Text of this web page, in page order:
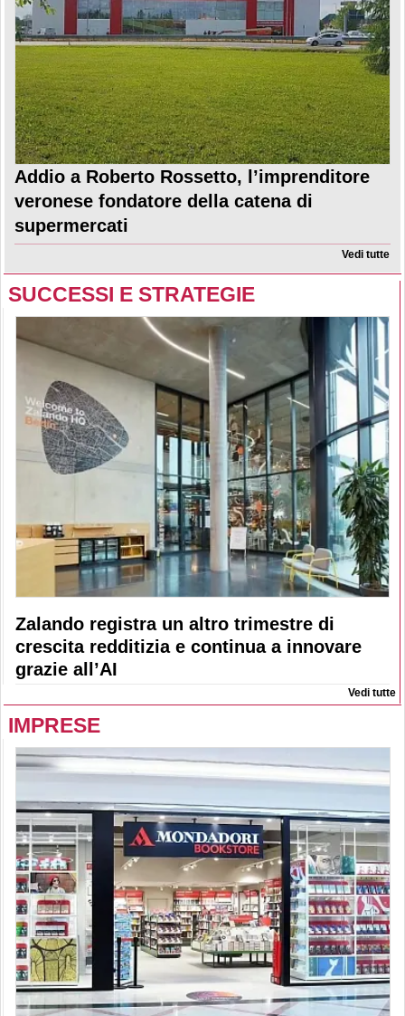
Addio a Roberto Rossetto, l’imprenditore
veronese fondatore della catena di
supermercati
Vedi tutte
SUCCESSI E STRATEGIE
Zalando registra un altro trimestre di
crescita redditizia e continua a innovare
grazie all’AI
Vedi tutte
IMPRESE